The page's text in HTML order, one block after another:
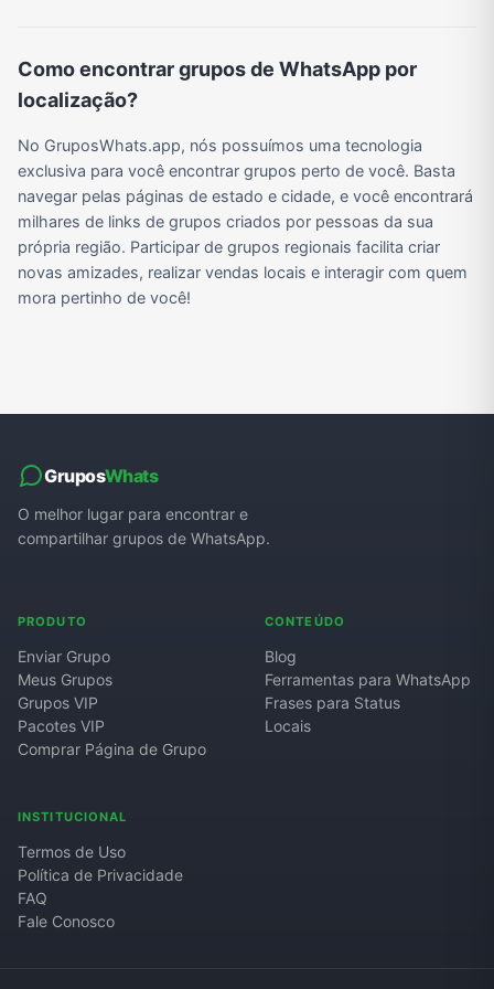
Grupos de WhatsApp do BBB 22 Grupos de Pix do WhatsApp Grupos de A Fazenda no WhatsApp
Grupos de Lula no Whatsapp Divulgação Shitpost
Grupos de WhatsApp de Roblox Grupos de WhatsApp de Now United
Grupos de WhatsApp de Roube um Brainrot
Como encontrar grupos de WhatsApp por
localização?
No GruposWhats.app, nós possuímos uma tecnologia
exclusiva para você encontrar grupos perto de você. Basta
navegar pelas páginas de estado e cidade, e você encontrará
milhares de links de grupos criados por pessoas da sua
própria região. Participar de grupos regionais facilita criar
novas amizades, realizar vendas locais e interagir com quem
mora pertinho de você!
GruposWhats
O melhor lugar para encontrar e
compartilhar grupos de WhatsApp.
PRODUTO
Enviar Grupo
Meus Grupos
Grupos VIP
Pacotes VIP
Comprar Página de Grupo
CONTEÚDO
Blog
Ferramentas para WhatsApp
Frases para Status
Locais
INSTITUCIONAL
Termos de Uso
Política de Privacidade
FAQ
Fale Conosco